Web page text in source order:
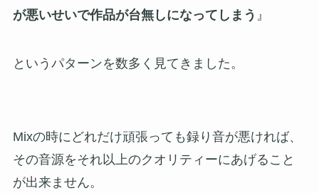
が悪いせいで作品が台無しになってしまう 』
というパターンを数多く見てきました。
Mixの時にどれだけ頑張っても録り音が悪ければ、
その音源をそれ以上のクオリティーにあげること
が出来ません。